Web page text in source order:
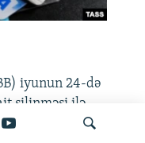
iyunun 24-də
silinməsi ilə
bəzi kart